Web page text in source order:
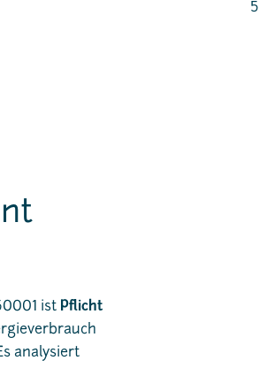
ist Pflicht
analysiert